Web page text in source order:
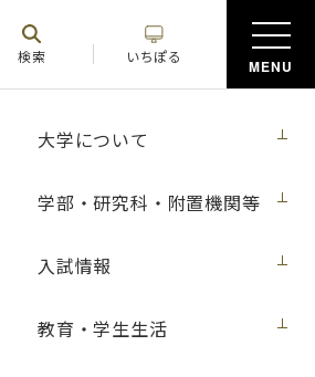
大学について
学部・研究科・附置機関等
入試情報
教育・学生生活
検索 いちぽる
MENU